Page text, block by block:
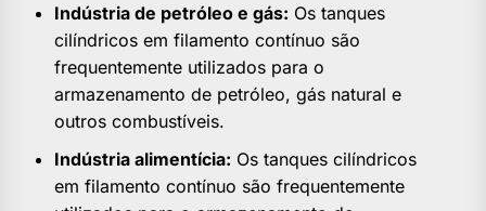
Indústria de petróleo e gás: Os tanques
cilíndricos em filamento contínuo são
frequentemente utilizados para o
armazenamento de petróleo, gás natural e
outros combustíveis.
Indústria alimentícia: Os tanques cilíndricos
em filamento contínuo são frequentemente